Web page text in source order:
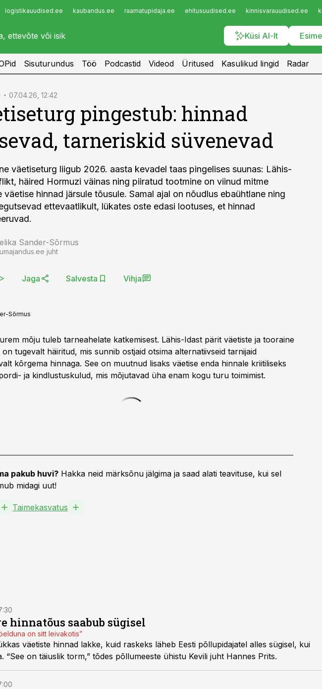
logistikauudised.ee kaubandus.ee raamatupidaja.ee ehitusuudised.ee kinnisvarauudised.ee
Küsi AI-lt
Infopank
Sisuturundus Töö Podcastid Videod Üritused Kasulikud lingid Radar
07.04.26, 12:42
pingestub: hinnad
tarneriskid süvenevad
väetiseturg liigub 2026. aasta kevadel taas pingelises suunas: Lähis-
häired Hormuzi väinas ning piiratud tootmine on viinud mitme
väetise hinnad järsule tõusule. Samal ajal on nõudlus ebaühtlane ning
ettevaatlikult, lükates oste edasi lootuses, et hinnad
Sander-Sõrmus
juht
Jaga Salvesta Vihja
Sõrmus
mõju tuleb tarneahelate katkemisest. Lähis-Idast pärit väetiste ja tooraine
on tugevalt häiritud, mis sunnib ostjaid otsima alternatiivseid tarnijaid
kõrgema hinnaga. See on muutnud lisaks väetise enda hinnale kriitiliseks
ja kindlustuskulud, mis mõjutavad üha enam kogu turu toimimist.
pakub huvi? Hakka neid märksõnu jälgima ja saad alati teavituse, kui sel
midagi uut!
Taimekasvatus
hinnatõus saabub sügisel
on sitt leivakotis”
väetiste hinnad lakke, kuid raskeks läheb Eesti põllupidajatel alles sügisel, kui
“See on täiuslik torm,” tõdes põllumeeste ühistu Kevili juht Hannes Prits.